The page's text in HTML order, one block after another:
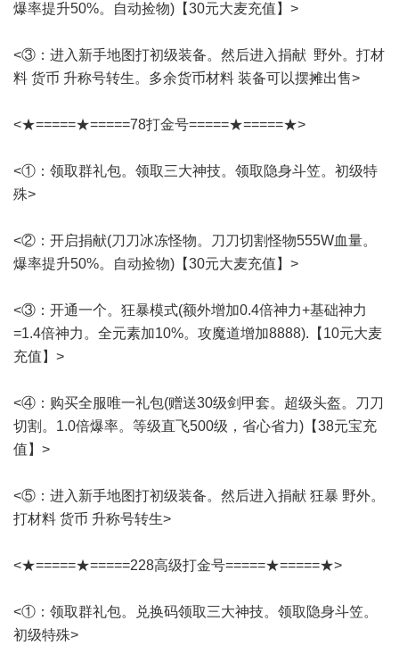
爆率提升50%。自动捡物)【30元大麦充值】>
<③：进入新手地图打初级装备。然后进入捐献 野外。打材
料 货币 升称号转生。多余货币材料 装备可以摆摊出售>
<★=====★=====78打金号=====★=====★>
<①：领取群礼包。领取三大神技。领取隐身斗笠。初级特
殊>
<②：开启捐献(刀刀冰冻怪物。刀刀切割怪物555W血量。
爆率提升50%。自动捡物)【30元大麦充值】>
<③：开通一个。狂暴模式(额外增加0.4倍神力+基础神力
=1.4倍神力。全元素加10%。攻魔道增加8888).【10元大麦
充值】>
<④：购买全服唯一礼包(赠送30级剑甲套。超级头盔。刀刀
切割。1.0倍爆率。等级直飞500级，省心省力)【38元宝充
值】>
<⑤：进入新手地图打初级装备。然后进入捐献 狂暴 野外。
打材料 货币 升称号转生>
<★=====★=====228高级打金号=====★=====★>
<①：领取群礼包。兑换码领取三大神技。领取隐身斗笠。
初级特殊>